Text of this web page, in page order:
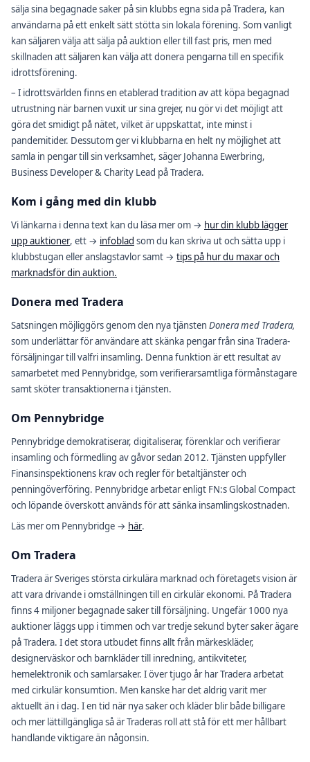
sälja sina begagnade saker på sin klubbs egna sida på Tradera, kan
användarna på ett enkelt sätt stötta sin lokala förening. Som vanligt
kan säljaren välja att sälja på auktion eller till fast pris, men med
skillnaden att säljaren kan välja att donera pengarna till en specifik
idrottsförening.
– I idrottsvärlden finns en etablerad tradition av att köpa begagnad
utrustning när barnen vuxit ur sina grejer, nu gör vi det möjligt att
göra det smidigt på nätet, vilket är uppskattat, inte minst i
pandemitider. Dessutom ger vi klubbarna en helt ny möjlighet att
samla in pengar till sin verksamhet, säger Johanna Ewerbring,
Business Developer & Charity Lead på Tradera.
Kom i gång med din klubb
Vi länkarna i denna text kan du läsa mer om → hur din klubb lägger
upp auktioner, ett → infoblad som du kan skriva ut och sätta upp i
klubbstugan eller anslagstavlor samt → tips på hur du maxar och
marknadsför din auktion.
Donera med Tradera
Satsningen möjliggörs genom den nya tjänsten Donera med Tradera,
som underlättar för användare att skänka pengar från sina Tradera-
försäljningar till valfri insamling. Denna funktion är ett resultat av
samarbetet med Pennybridge, som verifierarsamtliga förmånstagare
samt sköter transaktionerna i tjänsten.
Om Pennybridge
Pennybridge demokratiserar, digitaliserar, förenklar och verifierar
insamling och förmedling av gåvor sedan 2012. Tjänsten uppfyller
Finansinspektionens krav och regler för betaltjänster och
penningöverföring. Pennybridge arbetar enligt FN:s Global Compact
och löpande överskott används för att sänka insamlingskostnaden.
Läs mer om Pennybridge → här.
Om Tradera
Tradera är Sveriges största cirkulära marknad och företagets vision är
att vara drivande i omställningen till en cirkulär ekonomi. På Tradera
finns 4 miljoner begagnade saker till försäljning. Ungefär 1000 nya
auktioner läggs upp i timmen och var tredje sekund byter saker ägare
på Tradera. I det stora utbudet finns allt från märkeskläder,
designerväskor och barnkläder till inredning, antikviteter,
hemelektronik och samlarsaker. I över tjugo år har Tradera arbetat
med cirkulär konsumtion. Men kanske har det aldrig varit mer
aktuellt än i dag. I en tid när nya saker och kläder blir både billigare
och mer lättillgängliga så är Traderas roll att stå för ett mer hållbart
handlande viktigare än någonsin.